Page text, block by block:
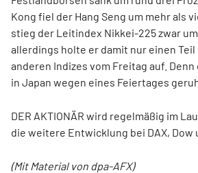
Kong fiel der Hang Seng um mehr als
stieg der Leitindex Nikkei-225 zwar
allerdings holte er damit nur einen Teil
anderen Indizes vom Freitag auf.
in Japan wegen eines Feiertages
DER AKTIONÄR wird regelmäßig im
die weitere Entwicklung bei DAX, Dow
(Mit Material von dpa-AFX)